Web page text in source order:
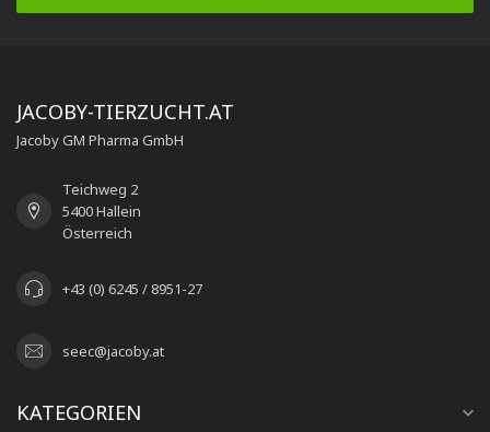
JACOBY-TIERZUCHT.AT
Jacoby GM Pharma GmbH
Teichweg 2
5400 Hallein
Österreich
+43 (0) 6245 / 8951-27
seec@jacoby.at
KATEGORIEN